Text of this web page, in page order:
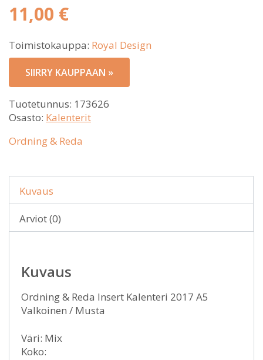
Alkuperäinen
hinta
21,00 €.
11,00 €
hinta
on:
11,00 €.
Toimistokauppa: Royal Design
SIIRRY KAUPPAAN »
Tuotetunnus: 173626
Osasto: Kalenterit
Ordning & Reda
Kuvaus
Arviot (0)
Kuvaus
Ordning & Reda Insert Kalenteri 2017 A5
Valkoinen / Musta
Väri: Mix
Koko: